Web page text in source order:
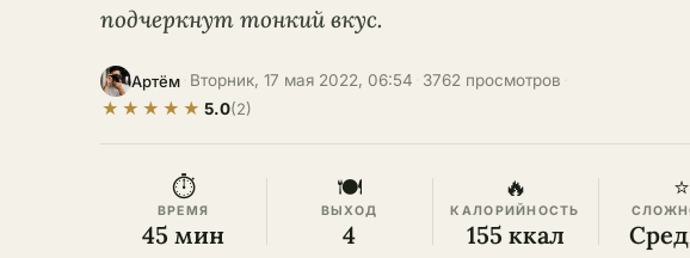
подчеркнут тонкий вкус.
Артём Вторник, 17 мая 2022, 06:54 3762 просмотров
★ ★ ★ ★ ★ 5.0(2)
⏱
ВРЕМЯ
45 мин
🍽
ВЫХОД
4
🔥
КАЛОРИЙНОСТЬ
155 ккал
⭐